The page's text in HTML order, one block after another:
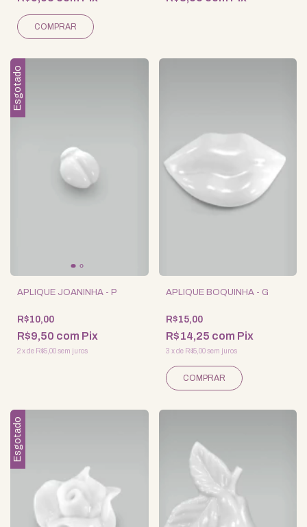
Esgotado
APLIQUE JOANINHA - P
R$10,00
R$9,50 com Pix
2xde R$5,00sem juros
APLIQUE BOQUINHA - G
R$15,00
R$14,25 com Pix
3 xde R$5,00 sem juros
Esgotado